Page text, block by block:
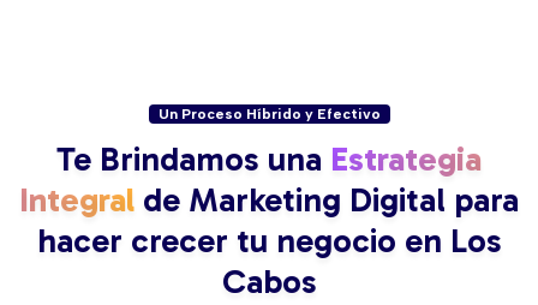
Un Proceso Híbrido y Efectivo
Te Brindamos una Estrategia
Integral de Marketing Digital para
hacer crecer tu negocio en Los
Cabos